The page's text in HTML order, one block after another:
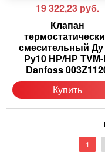
19 322,23 руб.
Клапан
смесительный Ду
Ру10 НР/НР TVM-
Danfoss
Купить
1